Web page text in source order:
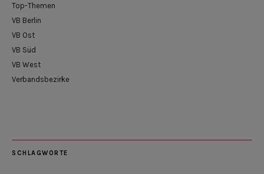
Top-Themen
VB Berlin
VB Ost
VB Süd
VB West
Verbandsbezirke
SCHLAGWORTE